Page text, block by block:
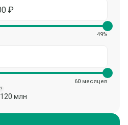
49%
60 месяцев
?
млн